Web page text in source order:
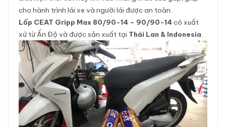
cho hành trình lái xe và người lái được an toàn.
Lốp CEAT Gripp Max 80/90-14 – 90/90-14có xuất
xứ từ Ấn Độ và được sản xuất tại Thái Lan & Indonesia.